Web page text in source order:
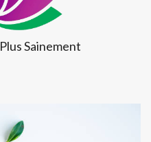
Plus Sainement